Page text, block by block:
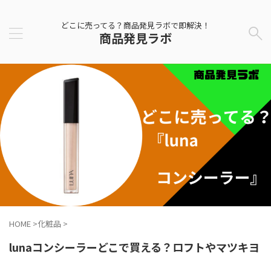
どこに売ってる？商品発見ラボで即解決！
商品発見ラボ
HOME >化粧品 >
lunaコンシーラーどこで買える？ロフトやマツキヨ